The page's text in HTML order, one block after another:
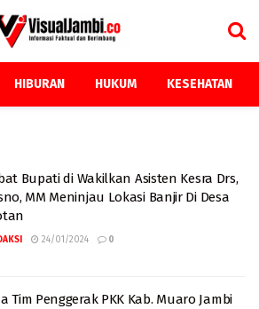
HIBURAN HUKUM KESEHATAN
Bupati di Wakilkan Asisten Kesra Drs,
MM Meninjau Lokasi Banjir Di Desa
24/01/2024 0
Tim Penggerak PKK Kab. Muaro Jambi